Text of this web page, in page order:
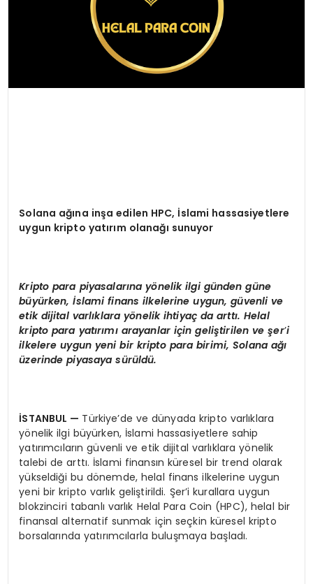
Solana ağına inşa edilen HPC, İslami hassasiyetlere
uygun kripto yatırım olanağı sunuyor
Kripto para piyasalarına yönelik ilgi günden güne
büyürken, İslami finans ilkelerine uygun, güvenli ve
etik dijital varlıklara yönelik ihtiyaç da arttı. Helal
kripto para yatırımı arayanlar için geliştirilen ve şer’i
ilkelere uygun yeni bir kripto para birimi, Solana ağı
üzerinde piyasaya sürüldü.
İSTANBUL — Türkiye’de ve dünyada kripto varlıklara
yönelik ilgi büyürken, İslami hassasiyetlere sahip
yatırımcıların güvenli ve etik dijital varlıklara yönelik
talebi de arttı. İslami finansın küresel bir trend olarak
yükseldiği bu dönemde, helal finans ilkelerine uygun
yeni bir kripto varlık geliştirildi. Şer’i kurallara uygun
blokzinciri tabanlı varlık Helal Para Coin (HPC), helal bir
finansal alternatif sunmak için seçkin küresel kripto
borsalarında yatırımcılarla buluşmaya başladı.